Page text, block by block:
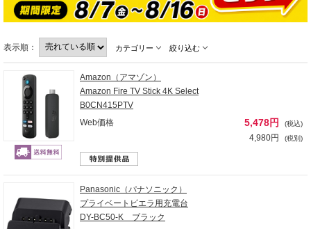
表示順： カテゴリー 絞り込む
Amazon（アマゾン）
Amazon Fire TV Stick 4K Select
B0CN415PTV
Web価格
5,478円 (税込)
4,980円 (税別)
Panasonic（パナソニック）
プライベートビエラ用充電台
DY-BC50-K ブラック